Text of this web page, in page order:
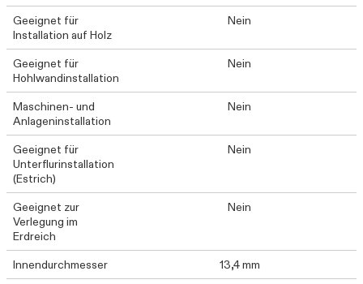
Geeignet für
Installation auf Holz
Nein
Geeignet für
Hohlwandinstallation
Nein
Maschinen- und
Anlageninstallation
Nein
Geeignet für
Unterflurinstallation
(Estrich)
Nein
Geeignet zur
Verlegung im
Erdreich
Nein
Innendurchmesser
13,4 mm